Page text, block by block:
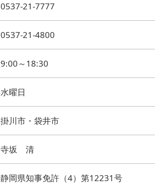
0537-21-7777
0537-21-4800
9:00～18:30
水曜日
掛川市・袋井市
寺坂 清
静岡県知事免許（4）第12231号